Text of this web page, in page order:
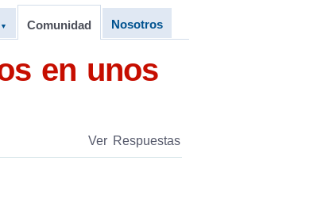
▼ Comunidad Nosotros
en unos
Ver Respuestas